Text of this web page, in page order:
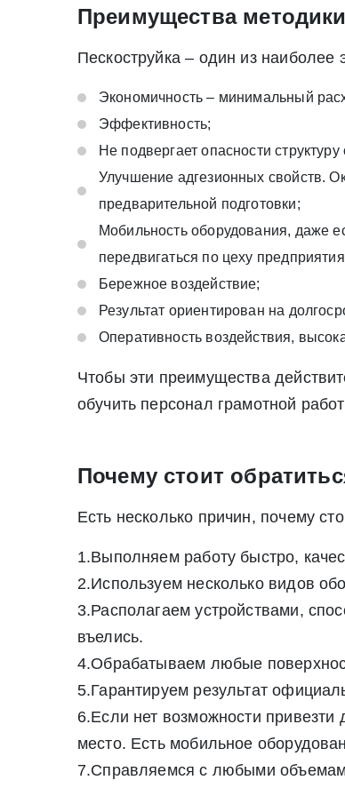
Преимущества методики
Пескоструйка – один из
Экономичность – минимальный
Эффективность;
Не подвергает опасности
Улучшение адгезионных свойств.
предварительной подготовки;
Мобильность оборудования, даже
передвигаться по цеху
Бережное воздействие;
Результат ориентирован на
Оперативность воздействия,
Чтобы эти преимущества
обучить персонал грамотной
Почему стоит
Есть несколько причин, почему
1.Выполняем работу быстро,
2.Используем несколько видов
3.Располагаем устройствами,
въелись.
4.Обрабатываем любые
5.Гарантируем результат
6.Если нет возможности
место. Есть мобильное
7.Справляемся с любыми